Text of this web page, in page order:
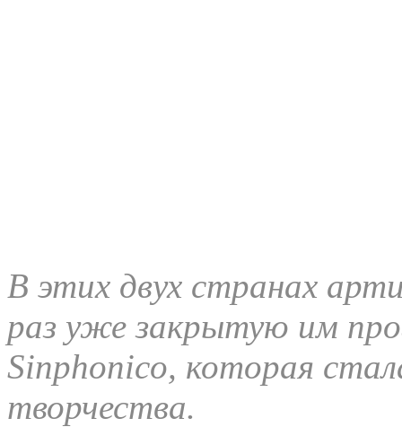
В этих двух странах
раз уже закрытую им
Sinphonico, которая
творчества.